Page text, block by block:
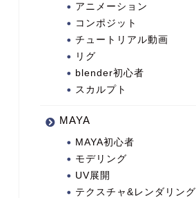
アニメーション
コンポジット
チュートリアル動画
リグ
blender初心者
スカルプト
MAYA
MAYA初心者
モデリング
UV展開
テクスチャ&レンダリング